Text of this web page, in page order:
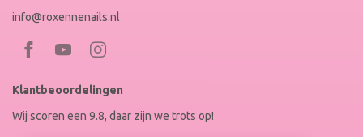
info@roxennenails.nl
Bezoek
Facebook
op
Instagram
Klantbeoordelingen
Wij scoren een 9.8, daar zijn we trots op!